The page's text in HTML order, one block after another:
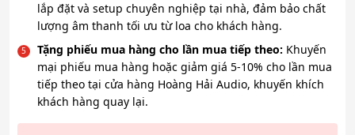
lắp đặt và setup chuyên nghiệp tại nhà, đảm bảo chất
lượng âm thanh tối ưu từ loa cho khách hàng.
Tặng phiếu mua hàng cho lần mua tiếp theo: Khuyến
mại phiếu mua hàng hoặc giảm giá 5-10% cho lần mua
tiếp theo tại cửa hàng Hoàng Hải Audio, khuyến khích
khách hàng quay lại.